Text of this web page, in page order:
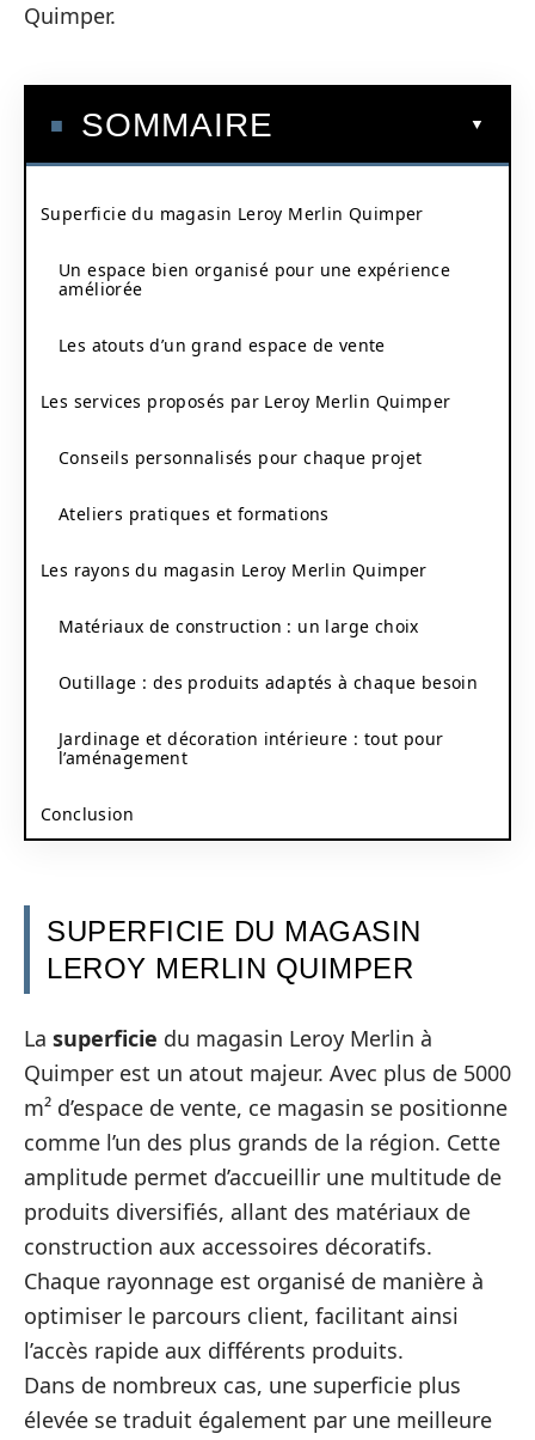
Quimper.
SOMMAIRE
Superficie du magasin Leroy Merlin Quimper
Un espace bien organisé pour une expérience
améliorée
Les atouts d’un grand espace de vente
Les services proposés par Leroy Merlin Quimper
Conseils personnalisés pour chaque projet
Ateliers pratiques et formations
Les rayons du magasin Leroy Merlin Quimper
Matériaux de construction : un large choix
Outillage : des produits adaptés à chaque besoin
Jardinage et décoration intérieure : tout pour
l’aménagement
Conclusion
SUPERFICIE DU MAGASIN
LEROY MERLIN QUIMPER
La superficie du magasin Leroy Merlin à
Quimper est un atout majeur. Avec plus de 5000
m² d’espace de vente, ce magasin se positionne
comme l’un des plus grands de la région. Cette
amplitude permet d’accueillir une multitude de
produits diversifiés, allant des matériaux de
construction aux accessoires décoratifs.
Chaque rayonnage est organisé de manière à
optimiser le parcours client, facilitant ainsi
l’accès rapide aux différents produits.
Dans de nombreux cas, une superficie plus
élevée se traduit également par une meilleure